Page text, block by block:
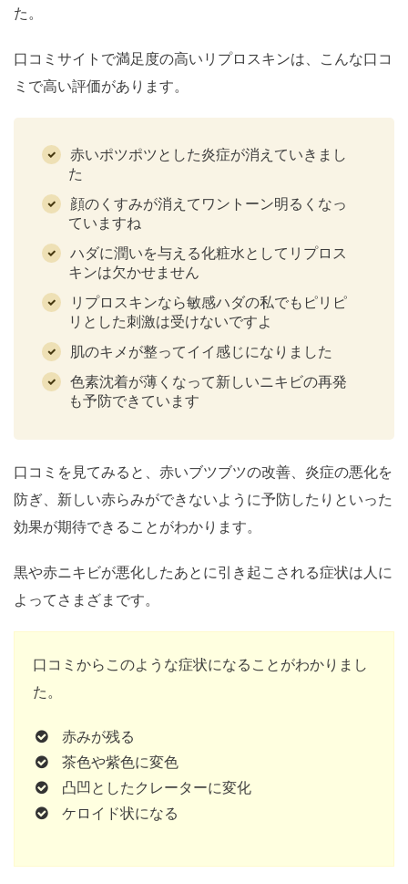
た。
口コミサイトで満足度の高いリプロスキンは、こんな口コ
ミで高い評価があります。
赤いポツポツとした炎症が消えていきまし
た
顔のくすみが消えてワントーン明るくなっ
ていますね
ハダに潤いを与える化粧水としてリプロス
キンは欠かせません
リプロスキンなら敏感ハダの私でもピリピ
リとした刺激は受けないですよ
肌のキメが整ってイイ感じになりました
色素沈着が薄くなって新しいニキビの再発
も予防できています
口コミを見てみると、赤いブツブツの改善、炎症の悪化を
防ぎ、新しい赤らみができないように予防したりといった
効果が期待できることがわかります。
黒や赤ニキビが悪化したあとに引き起こされる症状は人に
よってさまざまです。
口コミからこのような症状になることがわかりまし
た。
赤みが残る
茶色や紫色に変色
凸凹としたクレーターに変化
ケロイド状になる